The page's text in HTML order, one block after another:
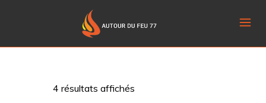
4 résultats affichés